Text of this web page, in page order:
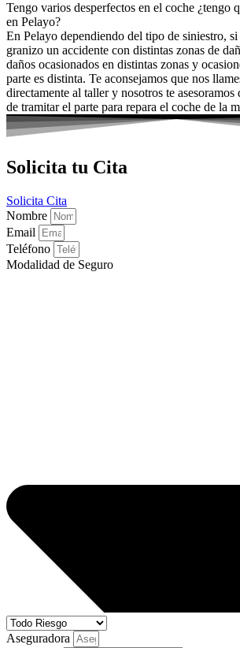
Tengo varios desperfectos en el coche ¿tengo
en Pelayo?
En Pelayo dependiendo del tipo de siniestro,
granizo un accidente con distintas zonas de
daños ocasionados en distintas zonas y
parte es distinta. Te aconsejamos que nos
directamente al taller y nosotros te asesoramos
de tramitar el parte para repara el coche de la
Solicita tu Cita
Solicita Cita
Nombre
Email
Teléfono
Modalidad de Seguro
Aseguradora